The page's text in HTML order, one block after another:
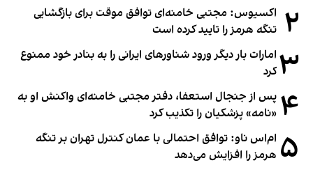
۲ اکسیوس: مجتبی خامنه‌ای توافق موقت برای بازگشایی
تنگه هرمز را تایید کرده است
۳ امارات بار دیگر ورود شناورهای ایرانی را به بنادر خود ممنوع
کرد
۴ پس از جنجال استعفا، دفتر مجتبی خامنه‌ای واکنش او به
«نامه» پزشکیان را تکذیب کرد
۵ ام‌اس ناو: توافق احتمالی با عمان کنترل تهران بر تنگه
هرمز را افزایش می‌دهد